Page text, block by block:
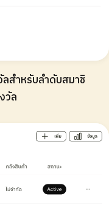
ลสำหรับลำดับสมาชิ
วัล